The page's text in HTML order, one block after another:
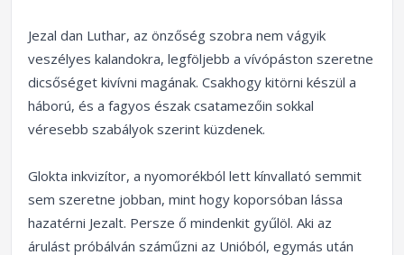
Jezal dan Luthar, az önzőség szobra nem vágyik
veszélyes kalandokra, legföljebb a vívópáston szeretne
dicsőséget kivívni magának. Csakhogy kitörni készül a
háború, és a fagyos észak csatamezőin sokkal
véresebb szabályok szerint küzdenek.
Glokta inkvizítor, a nyomorékból lett kínvallató semmit
sem szeretne jobban, mint hogy koporsóban lássa
hazatérni Jezalt. Persze ő mindenkit gyűlöl. Aki az
árulást próbálván száműzni az Unióból, egymás után